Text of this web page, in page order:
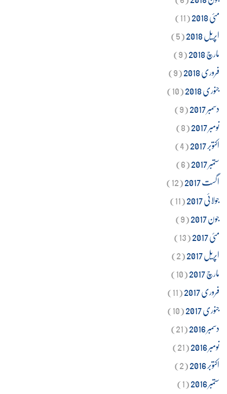
مئی 2018
(11)
اپریل 2018
(5)
مارچ 2018
(9)
فروری 2018
(9)
جنوری 2018
(10)
دسمبر 2017
(9)
نومبر 2017
(8)
اکتوبر 2017
(4)
ستمبر 2017
(6)
اگست 2017
(12)
جولائی 2017
(11)
جون 2017
(9)
مئی 2017
(13)
اپریل 2017
(2)
مارچ 2017
(10)
فروری 2017
(11)
جنوری 2017
(10)
دسمبر 2016
(21)
نومبر 2016
(21)
اکتوبر 2016
(2)
ستمبر 2016
(1)